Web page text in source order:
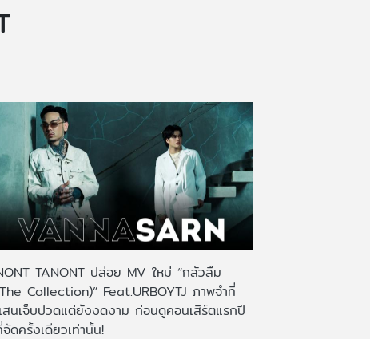
TANONT ปล่อย MV ใหม่ “กลัวลืม
Collection)” Feat.URBOYTJ ภาพจำที่
สนเจ็บปวดแต่ยังงดงาม ก่อนดูคอนเสิร์ตแรกปี
ดครั้งเดียวเท่านั้น!